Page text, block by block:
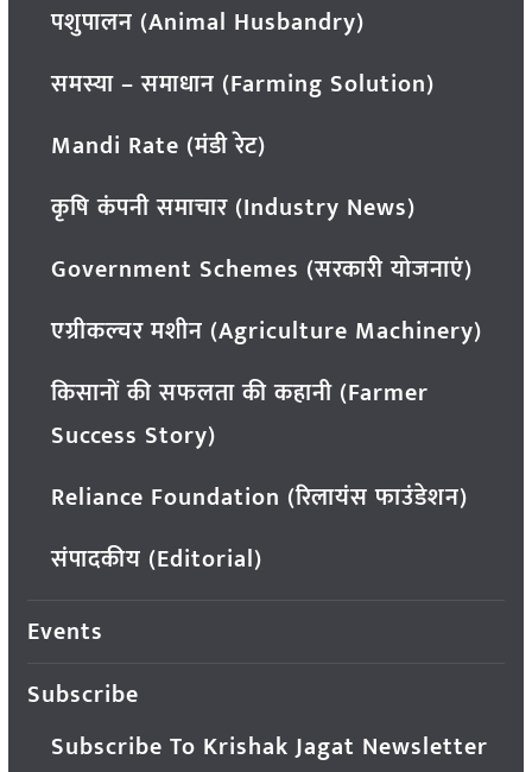
पशुपालन (Animal Husbandry)
समस्या – समाधान (Farming Solution)
Mandi Rate (मंडी रेट)
कृषि कंपनी समाचार (Industry News)
Government Schemes (सरकारी योजनाएं)
एग्रीकल्चर मशीन (Agriculture Machinery)
किसानों की सफलता की कहानी (Farmer
Success Story)
Reliance Foundation (रिलायंस फाउंडेशन)
संपादकीय (Editorial)
Events
Subscribe
Subscribe To Krishak Jagat Newsletter